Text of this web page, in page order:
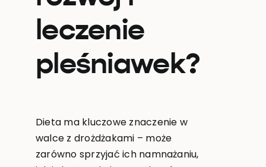
leczenie
pleśniawek?
Dieta ma kluczowe znaczenie w
walce z drożdżakami – może
zarówno sprzyjać ich namnażaniu,